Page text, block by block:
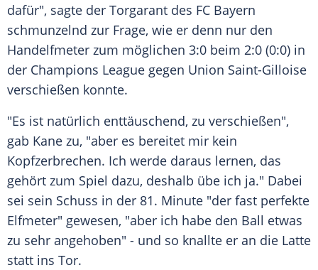
dafür", sagte der Torgarant des FC Bayern
schmunzelnd zur Frage, wie er denn nur den
Handelfmeter zum möglichen 3:0 beim 2:0 (0:0) in
der Champions League gegen Union Saint-Gilloise
verschießen konnte.
"Es ist natürlich enttäuschend, zu verschießen",
gab Kane zu, "aber es bereitet mir kein
Kopfzerbrechen. Ich werde daraus lernen, das
gehört zum Spiel dazu, deshalb übe ich ja." Dabei
sei sein Schuss in der 81. Minute "der fast perfekte
Elfmeter" gewesen, "aber ich habe den Ball etwas
zu sehr angehoben" - und so knallte er an die Latte
statt ins Tor.